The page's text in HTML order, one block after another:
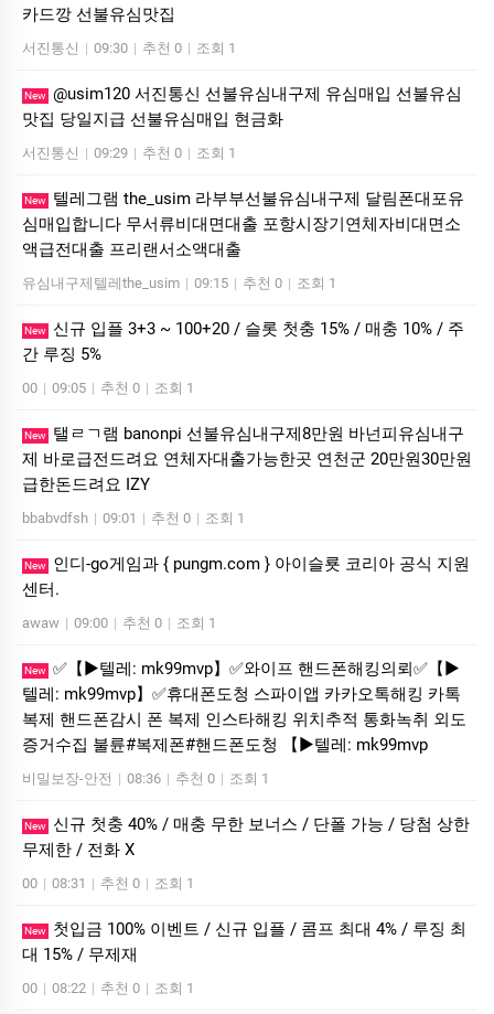
카드깡 선불유심맛집
서진통신 | 09:30 | 추천 0 | 조회 1
New @usim120 서진통신 선불유심내구제 유심매입 선불유심
맛집 당일지급 선불유심매입 현금화
서진통신 | 09:29 | 추천 0 | 조회 1
New
텔레그램 the_usim 라부부선불유심내구제 달림폰대포유
심매입합니다 무서류비대면대출 포항시장기연체자비대면소
액급전대출 프리랜서소액대출
유심내구제텔레the_usim | 09:15 | 추천 0 | 조회 1
New
신규 입플 3+3 ~ 100+20 / 슬롯 첫충 15% / 매충 10% / 주
간 루징 5%
00 | 09:05 | 추천 0 | 조회 1
New
탤ㄹㄱ램 banonpi 선불유심내구제8만원 바넌피유심내구
제 바로급전드려요 연체자대출가능한곳 연천군 20만원30만원
급한돈드려요 IZY
bbabvdfsh | 09:01 | 추천 0 | 조회 1
New
인디-go게임과 { pungm.com } 아이슬룟 코리아 공식 지원
센터.
awaw | 09:00 | 추천 0 | 조회 1
New ✅【▶텔레: mk99mvp】✅와이프 핸드폰해킹의뢰✅【▶
텔레: mk99mvp】✅휴대폰도청 스파이앱 카카오톡해킹 카톡
복제 핸드폰감시 폰 복제 인스타해킹 위치추적 통화녹취 외도
증거수집 불륜#복제폰#핸드폰도청 【▶텔레: mk99mvp
비밀보장-안전 | 08:36 | 추천 0 | 조회 1
New
신규 첫충 40% / 매충 무한 보너스 / 단폴 가능 / 당첨 상한
무제한 / 전화 X
00 | 08:31 | 추천 0 | 조회 1
New
첫입금 100% 이벤트 / 신규 입플 / 콤프 최대 4% / 루징 최
대 15% / 무제재
00 | 08:22 | 추천 0 | 조회 1